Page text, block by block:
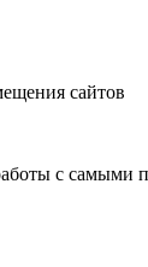
сайтов
с самыми